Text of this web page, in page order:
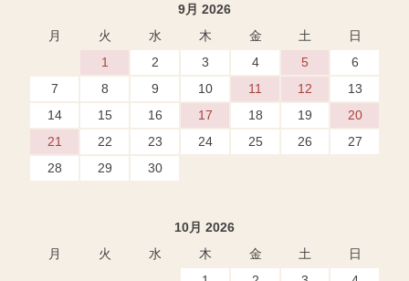
9月 2026
月
火 水 木 金 土
日
1
2 3 4 5
6
7
8 9 10 11 12
13
14
15 16 17 18 19
20
21
22 23 24 25 26
27
28
29 30
10月 2026
月
火 水 木 金 土
日